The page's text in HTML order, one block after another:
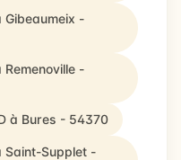
Gibeaumeix -
-
à Bures - 54370
Saint-Supplet -